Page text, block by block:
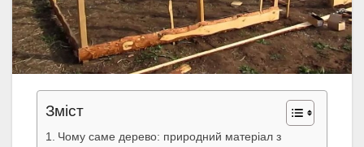
Зміст
Чому саме дерево: природний матеріал з